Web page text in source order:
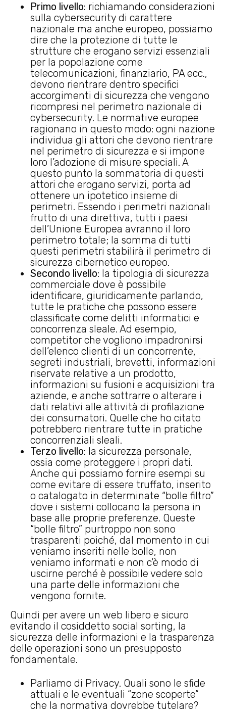
Primo livello: richiamando considerazioni
sulla cybersecurity di carattere
nazionale ma anche europeo, possiamo
dire che la protezione di tutte le
strutture che erogano servizi essenziali
per la popolazione come
telecomunicazioni, finanziario, PA ecc.,
devono rientrare dentro specifici
accorgimenti di sicurezza che vengono
ricompresi nel perimetro nazionale di
cybersecurity. Le normative europee
ragionano in questo modo: ogni nazione
individua gli attori che devono rientrare
nel perimetro di sicurezza e si impone
loro l’adozione di misure speciali. A
questo punto la sommatoria di questi
attori che erogano servizi, porta ad
ottenere un ipotetico insieme di
perimetri. Essendo i perimetri nazionali
frutto di una direttiva, tutti i paesi
dell’Unione Europea avranno il loro
perimetro totale; la somma di tutti
questi perimetri stabilirà il perimetro di
sicurezza cibernetico europeo.
Secondo livello: la tipologia di sicurezza
commerciale dove è possibile
identificare, giuridicamente parlando,
tutte le pratiche che possono essere
classificate come delitti informatici e
concorrenza sleale. Ad esempio,
competitor che vogliono impadronirsi
dell’elenco clienti di un concorrente,
segreti industriali, brevetti, informazioni
riservate relative a un prodotto,
informazioni su fusioni e acquisizioni tra
aziende, e anche sottrarre o alterare i
dati relativi alle attività di profilazione
dei consumatori. Quelle che ho citato
potrebbero rientrare tutte in pratiche
concorrenziali sleali.
Terzo livello: la sicurezza personale,
ossia come proteggere i propri dati.
Anche qui possiamo fornire esempi su
come evitare di essere truffato, inserito
o catalogato in determinate “bolle filtro”
dove i sistemi collocano la persona in
base alle proprie preferenze. Queste
“bolle filtro” purtroppo non sono
trasparenti poiché, dal momento in cui
veniamo inseriti nelle bolle, non
veniamo informati e non c’è modo di
uscirne perché è possibile vedere solo
una parte delle informazioni che
vengono fornite.
Quindi per avere un web libero e sicuro
evitando il cosiddetto social sorting, la
sicurezza delle informazioni e la trasparenza
delle operazioni sono un presupposto
fondamentale.
Parliamo di Privacy. Quali sono le sfide
attuali e le eventuali “zone scoperte”
che la normativa dovrebbe tutelare?